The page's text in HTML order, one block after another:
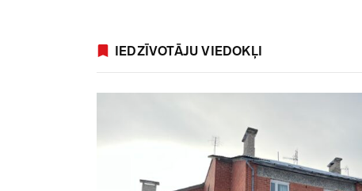
IEDZĪVOTĀJU VIEDOKĻI